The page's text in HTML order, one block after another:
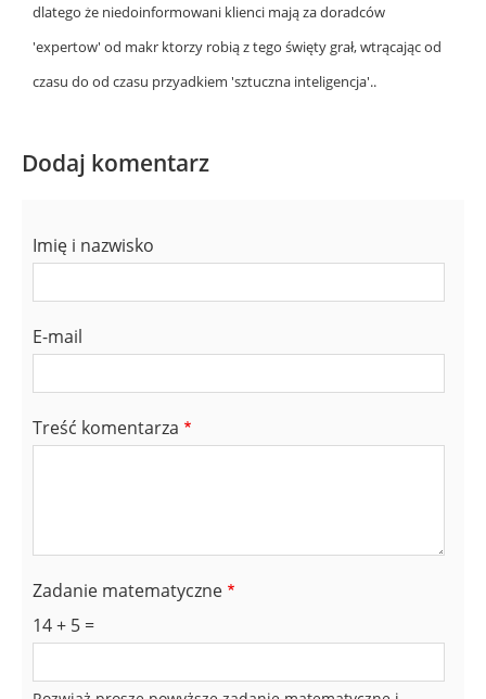
dlatego że niedoinformowani klienci mają za doradców
'expertow' od makr ktorzy robią z tego święty grał, wtrącając od
czasu do od czasu przyadkiem 'sztuczna inteligencja'..
Dodaj komentarz
Imię i nazwisko
E-mail
Treść komentarza
Zadanie matematyczne
14 + 5 =